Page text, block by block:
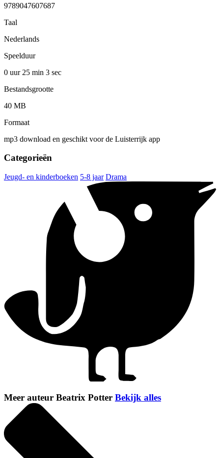
9789047607687
Taal
Nederlands
Speelduur
0 uur 25 min 3 sec
Bestandsgrootte
40 MB
Formaat
mp3 download en geschikt voor de Luisterrijk app
Categorieën
Jeugd- en kinderboeken 5-8 jaar Drama
Meer auteur Beatrix Potter Bekijk alles